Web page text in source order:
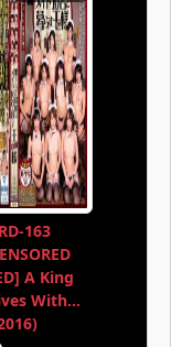
163
A King
With...